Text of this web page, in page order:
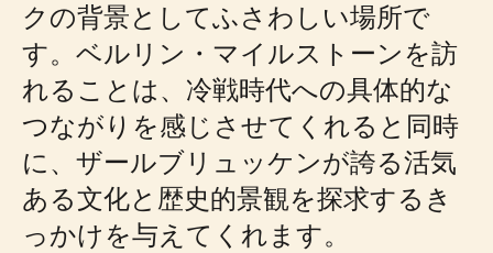
クの背景としてふさわしい場所で
す。ベルリン・マイルストーンを訪
れることは、冷戦時代への具体的な
つながりを感じさせてくれると同時
に、ザールブリュッケンが誇る活気
ある文化と歴史的景観を探求するき
っかけを与えてくれます。